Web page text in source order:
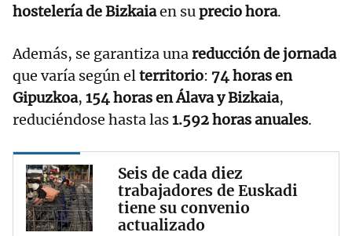
hostelería de Bizkaiaen suprecio hora.
Además, se garantiza unareducción de jornada
que varía según elterritorio: 74 horas en
Gipuzkoa, 154 horas en Álava y Bizkaia,
reduciéndose hasta las1.592 horas anuales.
Seis de cada diez
trabajadores de Euskadi
tiene su convenio
actualizado